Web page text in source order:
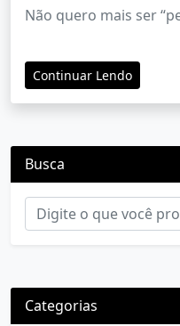
Não quero mais ser
Continuar Lendo
Busca
Categorias